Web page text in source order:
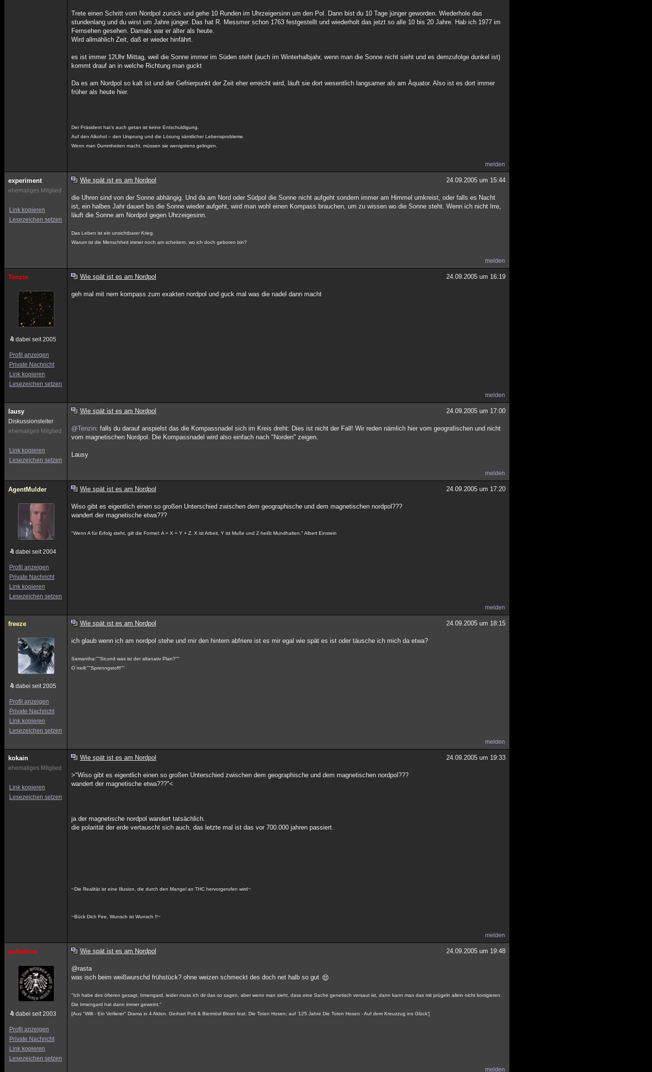
Trete einen Schritt vom Nordpol zurück und gehe 10 Runden im Uhrzeigersinn um den Pol. Dann bist du 10 Tage jünger geworden. Wiederhole das
stundenlang und du wirst um Jahre jünger. Das hat R. Messmer schon 1763 festgestellt und wiederholt das jetzt so alle 10 bis 20 Jahre. Hab ich 1977 im
Fernsehen gesehen. Damals war er älter als heute.
Wird allmählich Zeit, daß er wieder hinfährt.
es ist immer 12Uhr Mittag, weil die Sonne immer im Süden steht (auch im Winterhalbjahr, wenn man die Sonne nicht sieht und es demzufolge dunkel ist)
kommt drauf an in welche Richtung man guckt
Da es am Nordpol so kalt ist und der Gefrierpunkt der Zeit eher erreicht wird, läuft sie dort wesentlich langsamer als am Äquator. Also ist es dort immer
früher als heute hier.
Der Präsident hat’s auch getan ist keine Entschuldigung.
Auf den Alkohol – den Ursprung und die Lösung sämtlicher Lebensprobleme.
Wenn man Dummheiten macht, müssen sie wenigstens gelingen.
melden
experiment
ehemaliges Mitglied
Link kopieren
Lesezeichen setzen
Wie spät ist es am Nordpol 24.09.2005 um 15:44
die Uhren sind von der Sonne abhängig. Und da am Nord oder Südpol die Sonne nicht aufgeht sondern immer am Himmel umkreist, oder falls es Nacht
ist, ein halbes Jahr dauert bis die Sonne wieder aufgeht, wird man wohl einen Kompass brauchen, um zu wissen wo die Sonne steht. Wenn ich nicht Irre,
läuft die Sonne am Nordpol gegen Uhrzeigesinn.
Das Leben ist ein unsichtbarer Krieg.
Warum ist die Menschheit immer noch am scheitern, wo ich doch geboren bin?
melden
Tenzin
dabei seit 2005
Profil anzeigen
Private Nachricht
Link kopieren
Lesezeichen setzen
Wie spät ist es am Nordpol 24.09.2005 um 16:19
geh mal mit nem kompass zum exakten nordpol und guck mal was die nadel dann macht
melden
lausy
Diskussionsleiter
ehemaliges Mitglied
Link kopieren
Lesezeichen setzen
Wie spät ist es am Nordpol 24.09.2005 um 17:00
@Tenzin: falls du darauf anspielst das die Kompassnadel sich im Kreis dreht: Dies ist nicht der Fall! Wir reden nämlich hier vom geografischen und nicht
vom magnetischen Nordpol. Die Kompassnadel wird also einfach nach "Norden" zeigen.
Lausy
melden
AgentMulder
dabei seit 2004
Profil anzeigen
Private Nachricht
Link kopieren
Lesezeichen setzen
Wie spät ist es am Nordpol 24.09.2005 um 17:20
Wiso gibt es eigentlich einen so großen Unterschied zwischen dem geographische und dem magnetischen nordpol???
wandert der magnetische etwa???
"Wenn A für Erfolg steht, gilt die Formel: A = X + Y + Z. X ist Arbeit, Y ist Muße und Z heißt Mundhalten." Albert Einstein
melden
freeze
dabei seit 2005
Profil anzeigen
Private Nachricht
Link kopieren
Lesezeichen setzen
Wie spät ist es am Nordpol 24.09.2005 um 18:15
ich glaub wenn ich am nordpol stehe und mir den hintern abfriere ist es mir egal wie spät es ist oder täusche ich mich da etwa?
Samantha:""Sir,und was ist der altanativ Plan?""
O`neill:""Sprenngstoff!""
melden
kokain
ehemaliges Mitglied
Link kopieren
Lesezeichen setzen
Wie spät ist es am Nordpol 24.09.2005 um 19:33
>"Wiso gibt es eigentlich einen so großen Unterschied zwischen dem geographische und dem magnetischen nordpol???
wandert der magnetische etwa???"<
ja der magnetische nordpol wandert tatsächlich.
die polarität der erde vertauscht sich auch, das letzte mal ist das vor 700.000 jahren passiert.
~Die Realität ist eine Illusion, die durch den Mangel an THC hervorgerufen wird~
~Bück Dich Fee, Wunsch ist Wunsch !!~
melden
palladium
dabei seit 2003
Profil anzeigen
Private Nachricht
Link kopieren
Lesezeichen setzen
Wie spät ist es am Nordpol 24.09.2005 um 19:48
@rasta
was isch beim weißwurschd frühstück? ohne weizen schmeckt des doch net halb so gut
"Ich habe des öfteren gesagt, Irmengard, leider muss ich dir das so sagen, aber wenn man sieht, dass eine Sache genetisch versaut ist, dann kann man das mit prügeln allein nicht korrigieren.
Die Irmengard hat dann immer geweint."
[Aus "Willi - Ein Verlierer" Drama in 4 Akten. Gerhart Polt & Biermösl Blosn feat. Die Toten Hosen; auf '125 Jahre Die Toten Hosen - Auf dem Kreuzzug ins Glück']
melden